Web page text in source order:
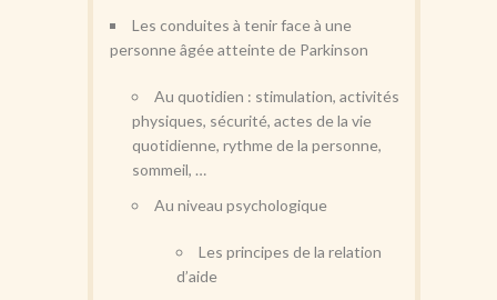
Les conduites à tenir face à une
personne âgée atteinte de Parkinson
Au quotidien : stimulation, activités
physiques, sécurité, actes de la vie
quotidienne, rythme de la personne,
sommeil, …
Au niveau psychologique
Les principes de la relation
d’aide